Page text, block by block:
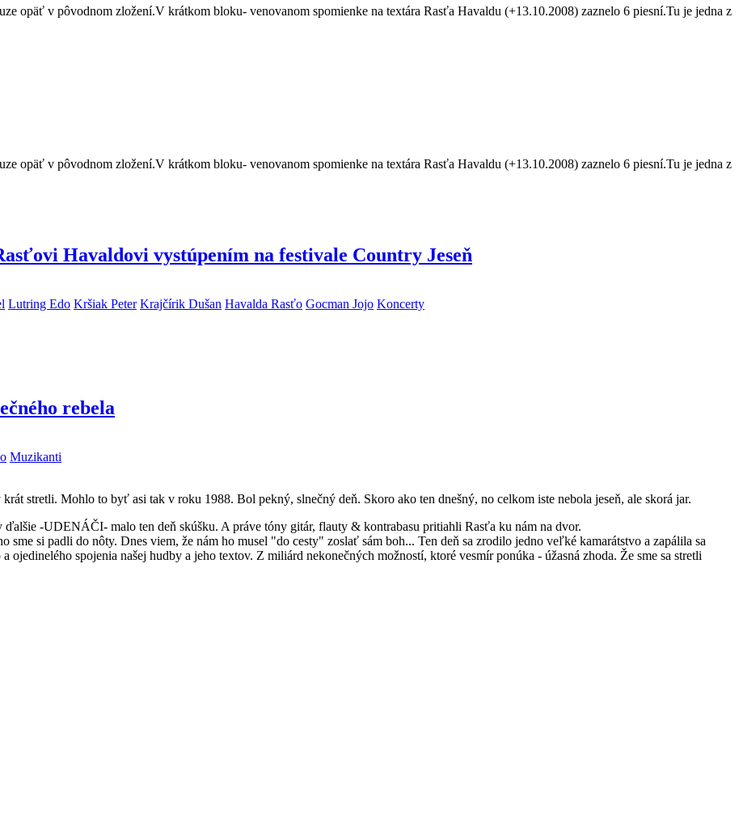
opäť v pôvodnom zložení.V krátkom bloku- venovanom spomienke na textára Rasťa Havaldu (+13.10.2008) zaznelo 6 piesní.Tu je jedna z
opäť v pôvodnom zložení.V krátkom bloku- venovanom spomienke na textára Rasťa Havaldu (+13.10.2008) zaznelo 6 piesní.Tu je jedna z
Havaldovi vystúpením na festivale Country Jeseň
Lutring Edo Kršiak Peter Krajčírik Dušan Havalda Rasťo Gocman Jojo Koncerty
rebela
Muzikanti
stretli. Mohlo to byť asi tak v roku 1988. Bol pekný, slnečný deň. Skoro ako ten dnešný, no celkom iste nebola jeseň, ale skorá jar.
ďalšie -UDENÁČI- malo ten deň skúšku. A práve tóny gitár, flauty & kontrabasu pritiahli Rasťa ku nám na dvor.
si padli do nôty. Dnes viem, že nám ho musel "do cesty" zoslať sám boh... Ten deň sa zrodilo jedno veľké kamarátstvo a zapálila sa
spojenia našej hudby a jeho textov. Z miliárd nekonečných možností, ktoré vesmír ponúka - úžasná zhoda. Že sme sa stretli